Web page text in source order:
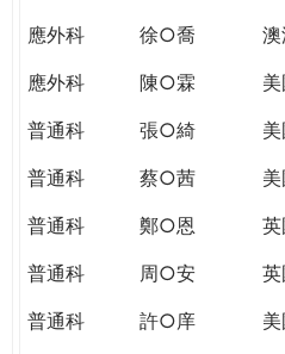
格。r
e
應外科
徐○喬
應外科
陳○霖
普通科
張○綺
普通科
蔡○茜
普通科
鄭○恩
普通科
周○安
普通科
許○庠